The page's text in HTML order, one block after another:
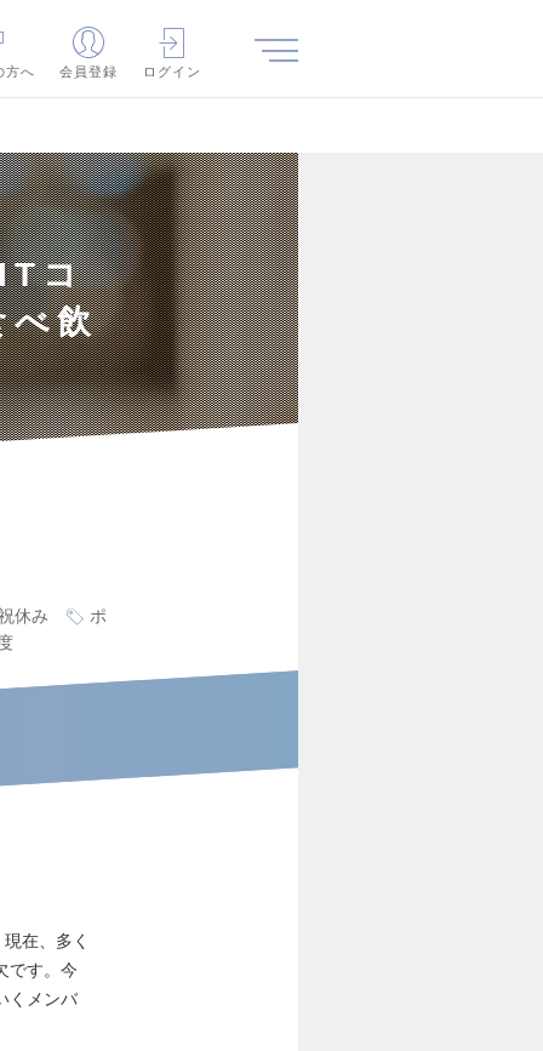
方へ
会員登録 ログイン
コ
べ飲
休み
ポ
在、多く
です。今
くメンバ